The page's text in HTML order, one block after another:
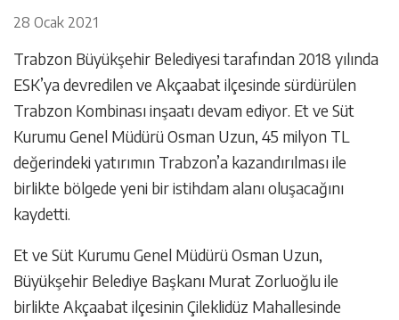
28 Ocak 2021
Trabzon Büyükşehir Belediyesi tarafından 2018 yılında
ESK’ya devredilen ve Akçaabat ilçesinde sürdürülen
Trabzon Kombinası inşaatı devam ediyor. Et ve Süt
Kurumu Genel Müdürü Osman Uzun, 45 milyon TL
değerindeki yatırımın Trabzon’a kazandırılması ile
birlikte bölgede yeni bir istihdam alanı oluşacağını
kaydetti.
Et ve Süt Kurumu Genel Müdürü Osman Uzun,
Büyükşehir Belediye Başkanı Murat Zorluoğlu ile
birlikte Akçaabat ilçesinin Çileklidüz Mahallesinde